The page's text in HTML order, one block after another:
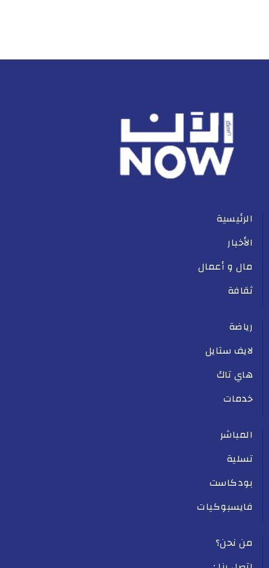
الرئيسية
الأخبار
مال و أعمال
ثقافة
رياضة
لايف ستايل
هاي تاك
خدمات
المباشر
تسلية
بودكاست
فايسبوكيات
من نحن؟